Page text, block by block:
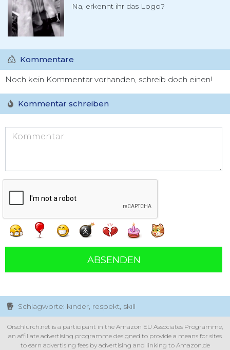
Na, erkennt ihr das Logo?
Kommentare
Noch kein Kommentar vorhanden, schreib doch einen!
Kommentar schreiben
ABSENDEN
Schlagworte: kinder, respekt, skill
Orschlurch.net is a participant in the Amazon EU Associates Programme,
an affiliate advertising programme designed to provide a means for sites
to earn advertising fees by advertising and linking to Amazon.de